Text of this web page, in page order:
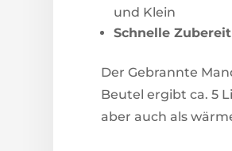
und Klein
Schnelle
Der Gebrannte
Beutel ergibt ca. 5
aber auch als